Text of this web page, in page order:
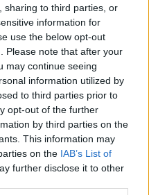
sharing to third parties, or
information for
use the below opt-out
Please note that after your
may continue seeing
information utilized by
to third parties prior to
opt-out of the further
by third parties on the
This information may
on the IAB’s List of
further disclose it to other
A HATÁSUK
rá
JELENTKEZIK EZ A
FIGYELJ
VAGY A
EZT HASZNÁLJÁK A